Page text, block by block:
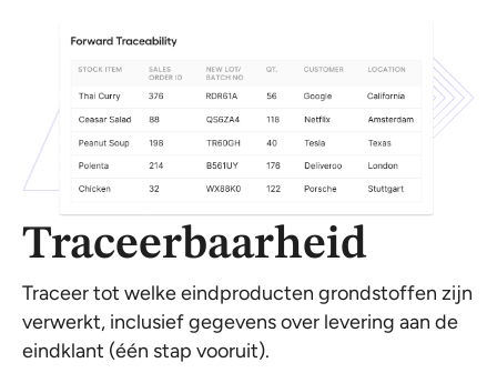
Traceerbaarheid
Traceer tot welke eindproducten grondstoffen zijn
verwerkt, inclusief gegevens over levering aan de
eindklant (één stap vooruit).